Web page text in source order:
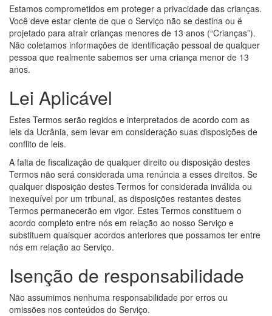
Estamos comprometidos em proteger a privacidade das crianças.
Você deve estar ciente de que o Serviço não se destina ou é
projetado para atrair crianças menores de 13 anos (“Crianças”).
Não coletamos informações de identificação pessoal de qualquer
pessoa que realmente sabemos ser uma criança menor de 13
anos.
Lei Aplicável
Estes Termos serão regidos e interpretados de acordo com as
leis da Ucrânia, sem levar em consideração suas disposições de
conflito de leis.
A falta de fiscalização de qualquer direito ou disposição destes
Termos não será considerada uma renúncia a esses direitos. Se
qualquer disposição destes Termos for considerada inválida ou
inexequível por um tribunal, as disposições restantes destes
Termos permanecerão em vigor. Estes Termos constituem o
acordo completo entre nós em relação ao nosso Serviço e
substituem quaisquer acordos anteriores que possamos ter entre
nós em relação ao Serviço.
Isenção de responsabilidade
Não assumimos nenhuma responsabilidade por erros ou
omissões nos conteúdos do Serviço.